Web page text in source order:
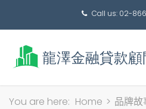
Call us: 02-
搜
You are here: Home > 品牌